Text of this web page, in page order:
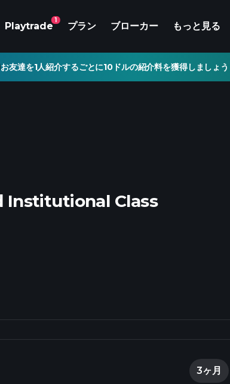
Playtrade
1
プラン ブローカー もっと見る
お友達を1人紹介するごとに10ドルの紹介料を獲得しましょ
Institutional Class
3ヶ月